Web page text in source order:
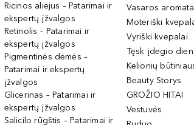
Ricinos aliejus – Patarimai ir
ekspertų įžvalgos
Retinolis – Patarimai ir
ekspertų įžvalgos
Pigmentinės dėmės –
Patarimai ir ekspertų
įžvalgos
Glicerinas – Patarimai ir
ekspertų įžvalgos
Salicilo rūgštis – Patarimai ir
Vasaros
Moteriški
Vyriški kvepalai
Tęsk įdegio
Kelionių
Beauty Storys
GROŽIO HITAI
Vestuvės